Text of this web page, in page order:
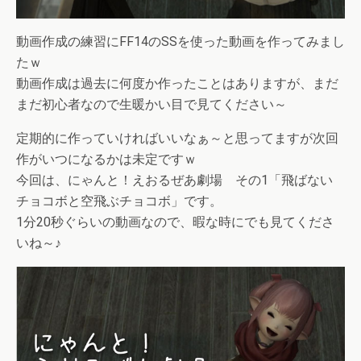
動画作成の練習にFF14のSSを使った動画を作ってみまし
たｗ
動画作成は過去に何度か作ったことはありますが、まだ
まだ初心者なので生暖かい目で見てください～
定期的に作っていければいいなぁ～と思ってますが次回
作がいつになるかは未定ですｗ
今回は、にゃんと！えおるぜあ劇場 その1「飛ばない
チョコボと空飛ぶチョコボ」です。
1分20秒ぐらいの動画なので、暇な時にでも見てくださ
いね～♪